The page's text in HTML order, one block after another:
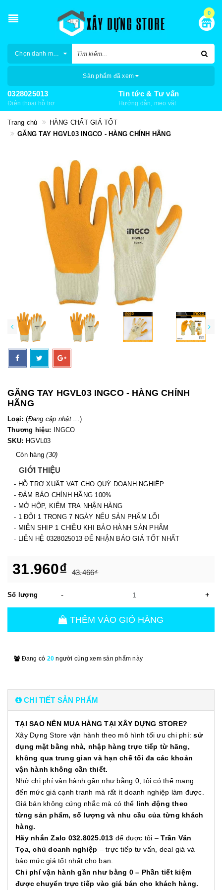
0
Chọn danh mục
Sản phẩm đã xem
0328025013
Điện thoại hỗ trợ
Tin tức & Tư vấn
Hướng dẫn, mẹo vặt
Trang chủ
HÀNG CHẤT GIÁ TỐT
GĂNG TAY HGVL03 INGCO - HÀNG CHÍNH HÃNG
GĂNG TAY HGVL03 INGCO - HÀNG CHÍNH
HÃNG
Loại: (Đang cập nhật ... )
Thương hiệu: INGCO
SKU: HGVL03
Còn hàng(30)
GIỚI THIỆU
- HỖ TRỢ XUẤT VAT CHO QUÝ DOANH NGHIỆP
- ĐẢM BẢO CHÍNH HÃNG 100%
- MỞ HỘP, KIỂM TRA NHẬN HÀNG
- 1 ĐỔI 1 TRONG 7 NGÀY NẾU SẢN PHẨM LỖI
- MIỄN SHIP 1 CHIỀU KHI BẢO HÀNH SẢN PHẨM
- LIÊN HỆ 0328025013 ĐỂ NHẬN BÁO GIÁ TỐT NHẤT
31.960₫ 43.466₫
Số lượng - +
THÊM VÀO GIỎ HÀNG
Đang có 20 người cùng xem sản phẩm này
CHI TIẾT SẢN PHẨM
TẠI SAO NÊN MUA HÀNG TẠI XÂY DỰNG STORE?
Xây Dựng Store vận hành theo mô hình tối ưu chi phí:sử
dụng mặt bằng nhà, nhập hàng trực tiếp từ hãng,
không qua trung gian và hạn chế tối đa các khoản
vận hành không cần thiết.
Nhờ chi phí vận hành gần như bằng 0, tôi có thể mang
đến mức giá cạnh tranh mà rất ít doanh nghiệp làm được.
Giá bán không cứng nhắc mà có thể linh động theo
từng sản phẩm, số lượng và nhu cầu của từng khách
hàng.
Hãy nhắn Zalo 032.8025.013 để được tôi –Trần Văn
Tọa, chủ doanh nghiệp – trực tiếp tư vấn, deal giá và
báo mức giá tốt nhất cho bạn.
Chi phí vận hành gần như bằng 0 – Phần tiết kiệm
được chuyển trực tiếp vào giá bán cho khách hàng.